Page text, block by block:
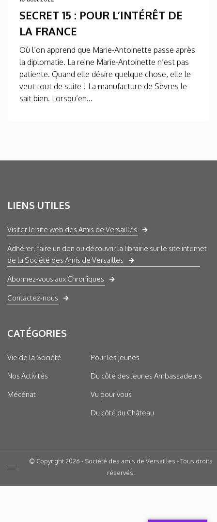
SECRET 15 : POUR L’INTÉRÊT DE
LA FRANCE
Où l’on apprend que Marie-Antoinette passe après
la diplomatie. La reine Marie-Antoinette n’est pas
patiente. Quand elle désire quelque chose, elle le
veut tout de suite ! La manufacture de Sèvres le
sait bien. Lorsqu’en...
LIENS UTILES
Visiter le site web des Amis de Versailles
Adhérer, faire un don ou découvrir la librairie sur le site internet
de la Société des Amis de Versailles
Abonnez-vous aux Chroniques
Contactez-nous
CATÉGORIES
Vie de la Société
Nos Activités
Mécénat
Pour les jeunes
Du côté des Jeunes Ambassadeurs
Vu pour vous
Du côté du Château
© Copyright 2026 - Société des amis de Versailles - Tous droits
réservés.